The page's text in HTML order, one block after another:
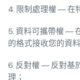
4. 限制處理權 — 在
5. 資料可攜帶權 —
的格式接收您的資
6. 反對權 — 反對基
理；